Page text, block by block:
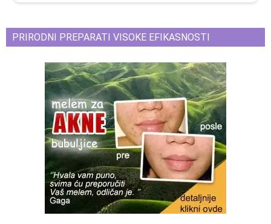
PRIRODNI PREPARATI VISOKE EFIKASNOSTI